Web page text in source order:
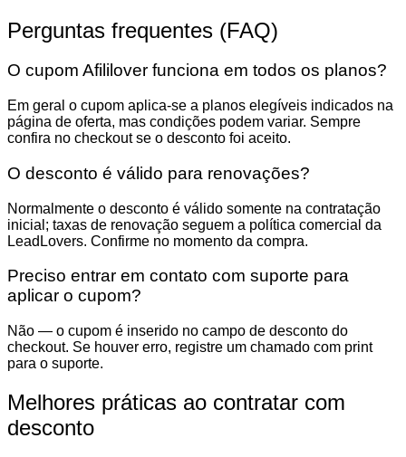
Perguntas frequentes (FAQ)
O cupom Afililover funciona em todos os planos?
Em geral o cupom aplica-se a planos elegíveis indicados na
página de oferta, mas condições podem variar. Sempre
confira no checkout se o desconto foi aceito.
O desconto é válido para renovações?
Normalmente o desconto é válido somente na contratação
inicial; taxas de renovação seguem a política comercial da
LeadLovers. Confirme no momento da compra.
Preciso entrar em contato com suporte para
aplicar o cupom?
Não — o cupom é inserido no campo de desconto do
checkout. Se houver erro, registre um chamado com print
para o suporte.
Melhores práticas ao contratar com
desconto